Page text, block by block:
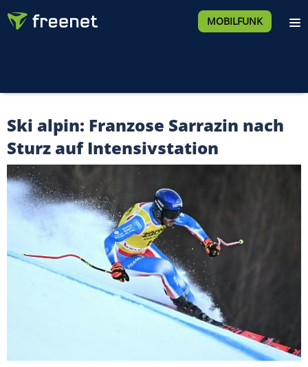
MOBILFUNK
Ski alpin: Franzose Sarrazin nach
Sturz auf Intensivstation